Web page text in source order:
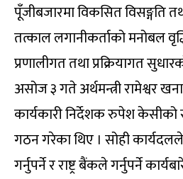
पूँजीबजारमा विकसित विसङ्गति
तत्काल लगानीकर्ताको मनोबल
प्रणालीगत तथा प्रक्रियागत
असोज ३ गते अर्थमन्त्री रामेश्वर
कार्यकारी निर्देशक रुपेश
गठन गरेका थिए । सोही कार्यदलले
गर्नुपर्ने र राष्ट्र बैंकले गर्नुपर्ने